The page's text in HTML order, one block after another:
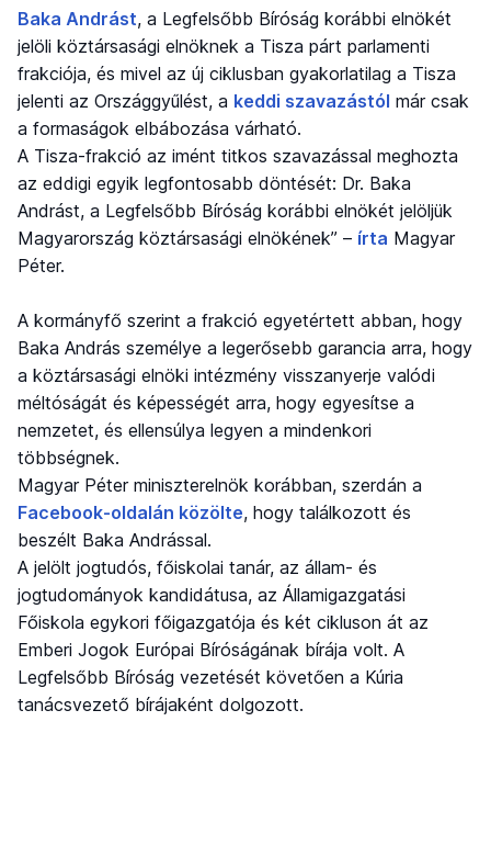
Baka Andrást, a Legfelsőbb Bíróság korábbi elnökét
jelöli köztársasági elnöknek a Tisza párt parlamenti
frakciója, és mivel az új ciklusban gyakorlatilag a Tisza
jelenti az Országgyűlést, a keddi szavazástól már csak
a formaságok elbábozása várható.
A Tisza-frakció az imént titkos szavazással meghozta
az eddigi egyik legfontosabb döntését: Dr. Baka
Andrást, a Legfelsőbb Bíróság korábbi elnökét jelöljük
Magyarország köztársasági elnökének” – írta Magyar
Péter.
A kormányfő szerint a frakció egyetértett abban, hogy
Baka András személye a legerősebb garancia arra, hogy
a köztársasági elnöki intézmény visszanyerje valódi
méltóságát és képességét arra, hogy egyesítse a
nemzetet, és ellensúlya legyen a mindenkori
többségnek.
Magyar Péter miniszterelnök korábban, szerdán a
Facebook-oldalán közölte, hogy találkozott és
beszélt Baka Andrással.
A jelölt jogtudós, főiskolai tanár, az állam- és
jogtudományok kandidátusa, az Államigazgatási
Főiskola egykori főigazgatója és két cikluson át az
Emberi Jogok Európai Bíróságának bírája volt. A
Legfelsőbb Bíróság vezetését követően a Kúria
tanácsvezető bírájaként dolgozott.